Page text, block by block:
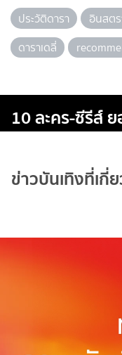
ประวัติดารา
อินสต
ดาราเดลี่
10 ละคร-ซีรีส์
ข่าวบันเทิงที่เกี่